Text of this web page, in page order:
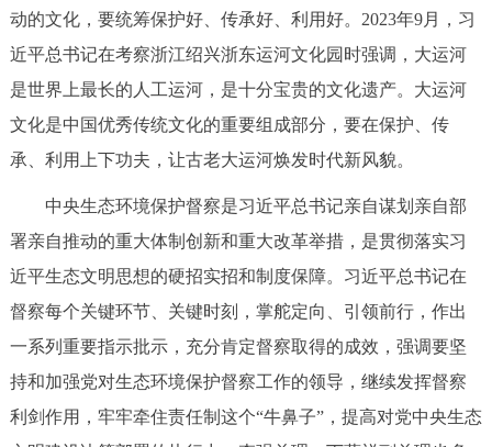
动的文化，要统筹保护好、传承好、利用好。2023年9月，习
近平总书记在考察浙江绍兴浙东运河文化园时强调，大运河
是世界上最长的人工运河，是十分宝贵的文化遗产。大运河
文化是中国优秀传统文化的重要组成部分，要在保护、传
承、利用上下功夫，让古老大运河焕发时代新风貌。
中央生态环境保护督察是习近平总书记亲自谋划亲自部
署亲自推动的重大体制创新和重大改革举措，是贯彻落实习
近平生态文明思想的硬招实招和制度保障。习近平总书记在
督察每个关键环节、关键时刻，掌舵定向、引领前行，作出
一系列重要指示批示，充分肯定督察取得的成效，强调要坚
持和加强党对生态环境保护督察工作的领导，继续发挥督察
利剑作用，牢牢牵住责任制这个“牛鼻子”，提高对党中央生态